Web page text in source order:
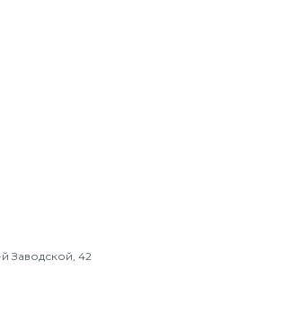
Заводской, 42